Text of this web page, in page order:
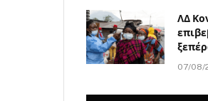
ΛΔ
07/08/